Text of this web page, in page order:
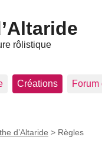
rôlistique
Créations Forum
d’Altaride > Règles